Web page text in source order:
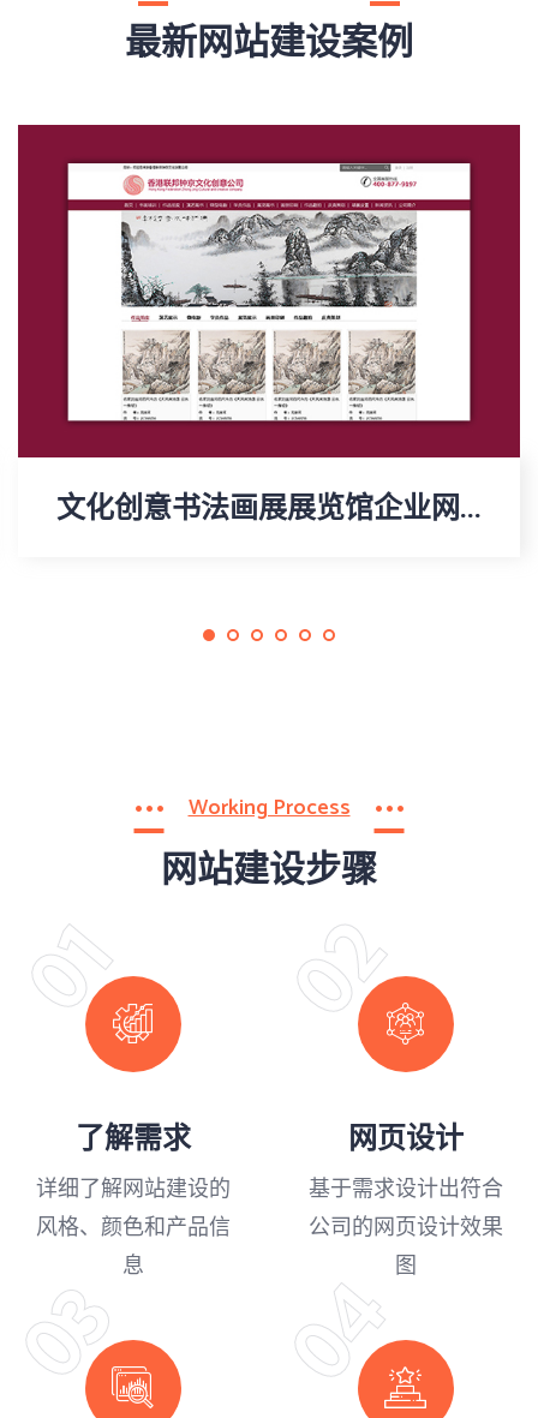
最新网站建设案例
文化创意书法画展展览馆企业网...
Working Process
网站建设步骤
01
了解需求
详细了解网站建设的
风格、颜色和产品信
息
02
网页设计
基于需求设计出符合
公司的网页设计效果
图
03 04